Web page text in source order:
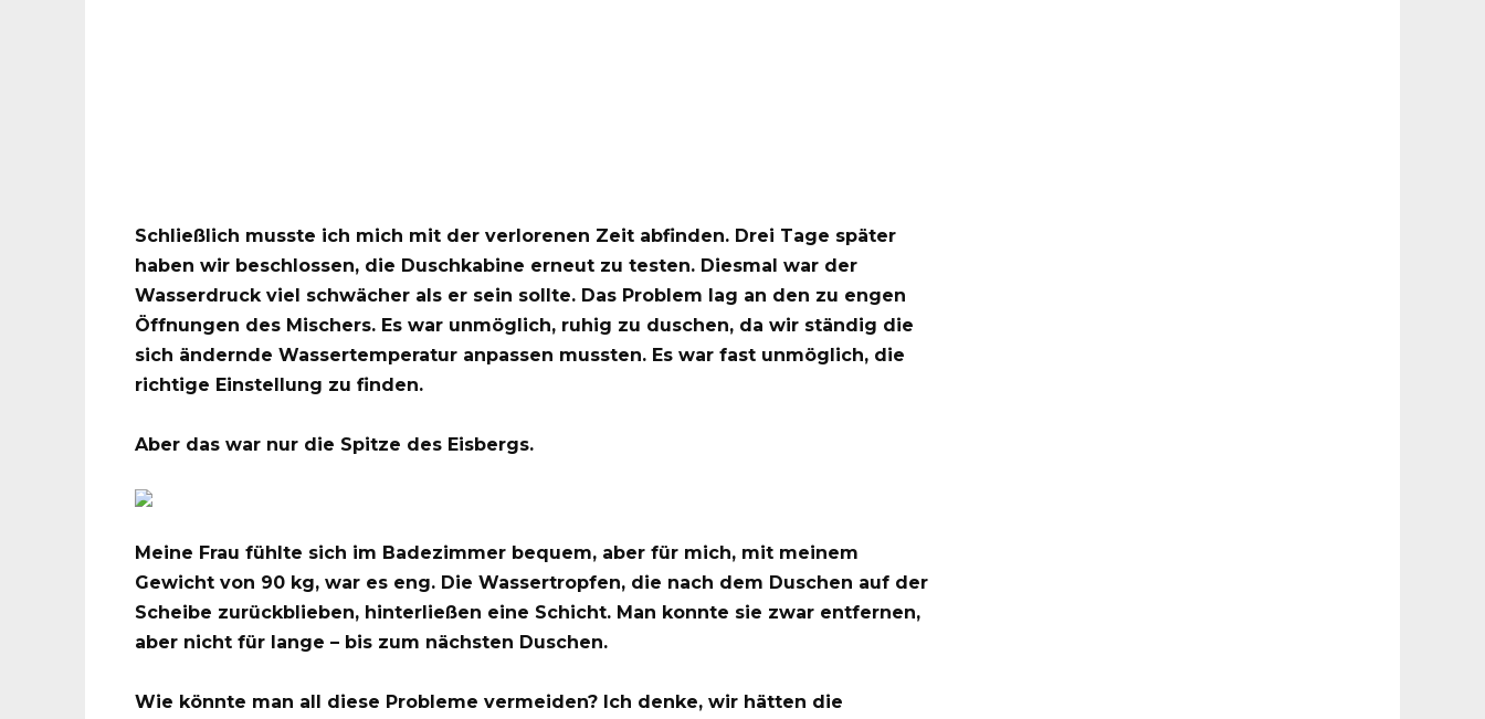
Schließlich musste ich mich mit der verlorenen Zeit abfinden. Drei Tage später
haben wir beschlossen, die Duschkabine erneut zu testen. Diesmal war der
Wasserdruck viel schwächer als er sein sollte. Das Problem lag an den zu engen
Öffnungen des Mischers. Es war unmöglich, ruhig zu duschen, da wir ständig die
sich ändernde Wassertemperatur anpassen mussten. Es war fast unmöglich, die
richtige Einstellung zu finden.
Aber das war nur die Spitze des Eisbergs.
Meine Frau fühlte sich im Badezimmer bequem, aber für mich, mit meinem
Gewicht von 90 kg, war es eng. Die Wassertropfen, die nach dem Duschen auf der
Scheibe zurückblieben, hinterließen eine Schicht. Man konnte sie zwar entfernen,
aber nicht für lange – bis zum nächsten Duschen.
Wie könnte man all diese Probleme vermeiden? Ich denke, wir hätten die